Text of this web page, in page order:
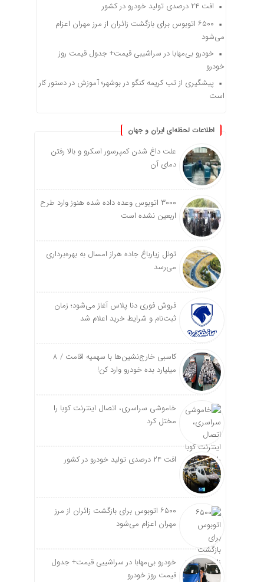
افت ۲۴ درصدی تولید خودرو در کشور
۶۵۰۰ اتوبوس برای بازگشت زائران از مرز مهران اعزام
می‌شود
خودرو بی‌مهابا در سراشیبی قیمت+ جدول قیمت روز
خودرو
پیشگیری از تب کریمه کنگو در بوشهر؛ آموزش در دستور کار
است
اطلاعات لحظه‌ای ایران و جهان
علت داغ شدن کمپرسور اسکرو و بالا رفتن
دمای آن
۳۰۰۰ اتوبوس وعده داده شده هنوز وارد طرح
اربعین نشده است
تونل زیارباغ جاده هراز امسال به بهره‌برداری
می‌رسد
فروش فوری دنا پلاس آغاز می‌شود؛ زمان
ثبت‌نام و شرایط خرید اعلام شد
کاسبی خارج‌نشین‌ها با سهمیه اقامت / ۸
میلیارد بده خودرو وارد کن!
خاموشی سراسری، اتصال اینترنت کوبا را
مختل کرد
افت ۲۴ درصدی تولید خودرو در کشور
۶۵۰۰ اتوبوس برای بازگشت زائران از مرز
مهران اعزام می‌شود
خودرو بی‌مهابا در سراشیبی قیمت+ جدول
قیمت روز خودرو